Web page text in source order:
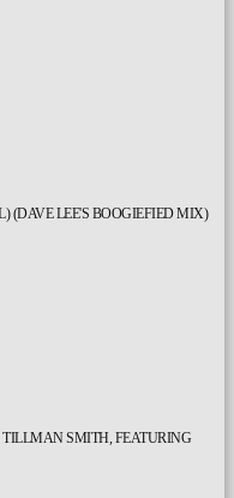
(DAVE LEE'S BOOGIEFIED MIX)
SMITH, FEATURING